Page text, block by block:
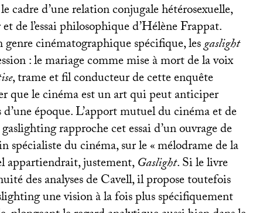
cadre d’une relation conjugale hétérosexuelle,
de l’essai philosophique d’Hélène Frappat.
cinématographique spécifique, lesgaslight
: le mariage comme mise à mort de la voix
, trame et fil conducteur de cette enquête
que le cinéma est un art qui peut anticiper
époque. L’apport mutuel du cinéma et de
rapproche cet essai d’un ouvrage de
spécialiste du cinéma, sur le «mélodrame de la
appartiendrait, justement,Gaslight. Si le livre
des analyses de Cavell, il propose toutefois
une vision à la fois plus spécifiquement